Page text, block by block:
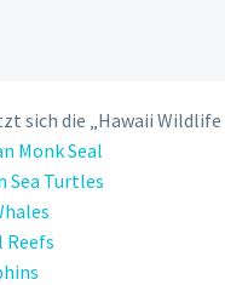
sich die „Hawaii
Monk Seal
Sea Turtles
Reefs